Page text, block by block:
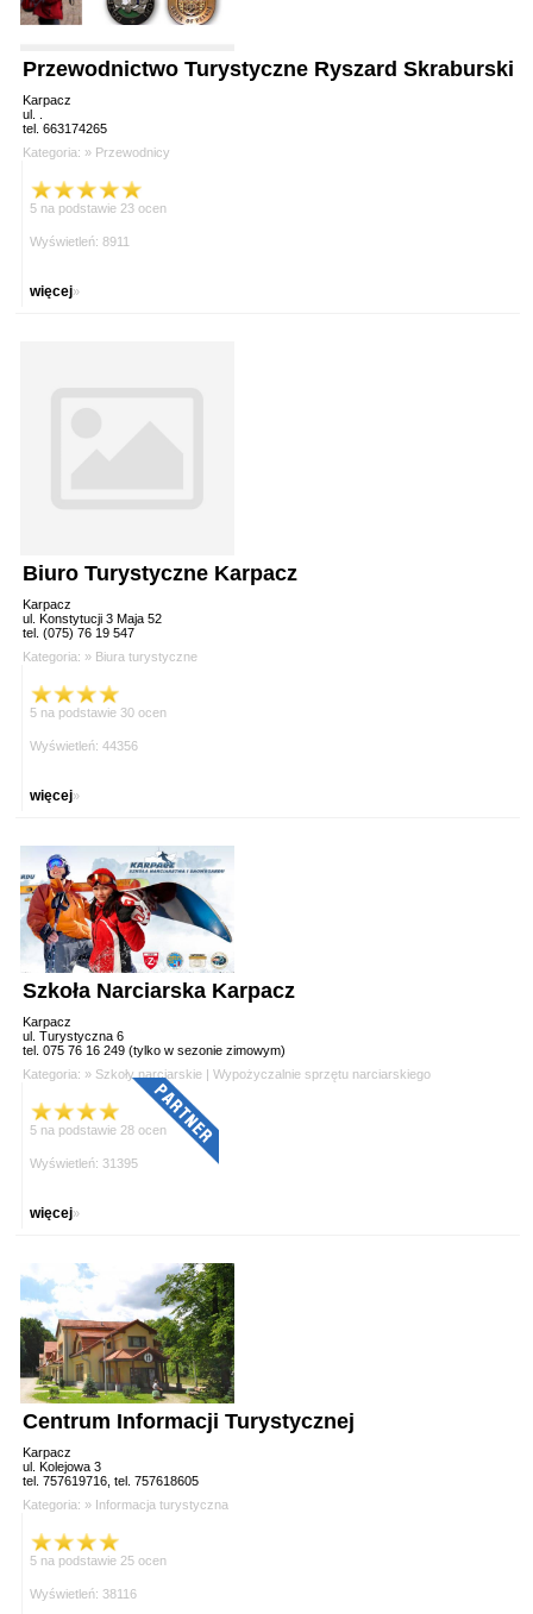
Przewodnictwo Turystyczne Ryszard Skraburski
Karpacz
ul. .
tel. 663174265
Kategoria: » Przewodnicy
5 na podstawie 23 ocen
Wyświetleń: 8911
więcej»
Biuro Turystyczne Karpacz
Karpacz
ul. Konstytucji 3 Maja 52
tel. (075) 76 19 547
Kategoria: » Biura turystyczne
5 na podstawie 30 ocen
Wyświetleń: 44356
więcej»
Szkoła Narciarska Karpacz
Karpacz
ul. Turystyczna 6
tel. 075 76 16 249 (tylko w sezonie zimowym)
Kategoria: » Szkoły narciarskie | Wypożyczalnie sprzętu narciarskiego
5 na podstawie 28 ocen
Wyświetleń: 31395
więcej»
Centrum Informacji Turystycznej
Karpacz
ul. Kolejowa 3
tel. 757619716, tel. 757618605
Kategoria: » Informacja turystyczna
5 na podstawie 25 ocen
Wyświetleń: 38116